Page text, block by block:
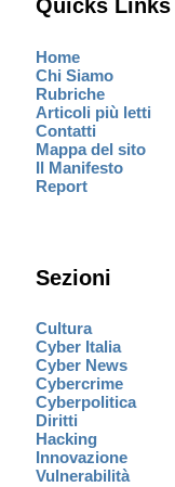
Quicks Links
Home
Chi Siamo
Rubriche
Articoli più letti
Contatti
Mappa del sito
Il Manifesto
Report
Sezioni
Cultura
Cyber Italia
Cyber News
Cybercrime
Cyberpolitica
Diritti
Hacking
Innovazione
Vulnerabilità